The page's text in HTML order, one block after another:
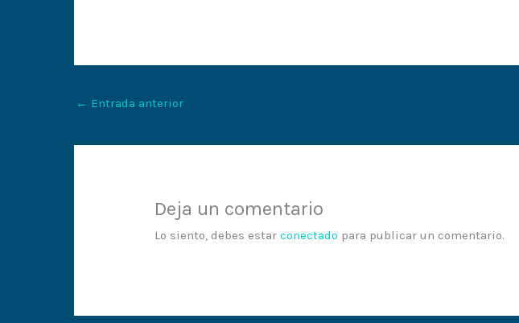
← Entrada anterior
Deja un comentario
Lo siento, debes estarconectado para publicar un comentario.